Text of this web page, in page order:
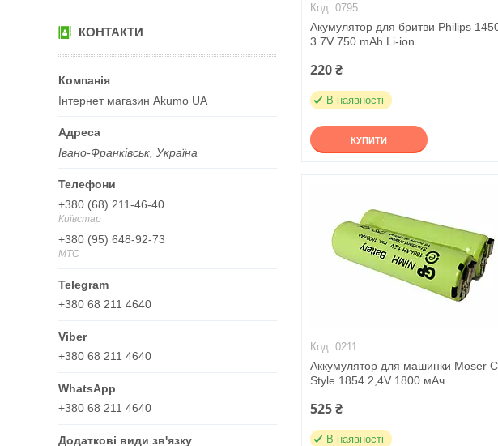
КОНТАКТИ
Інтернет магазин Akumo UA
Івано-Франківськ, Україна
+380 (68) 211-46-40
Київстар
+380 (95) 648-92-73
МТС
+380 68 211 4640
+380 68 211 4640
+380 68 211 4640
0795
Акумулятор для бритви Philips
3.7V 750 mAh Li-ion
220 ₴
В наявності
КУПИТИ
0211
Аккумулятор для машинки Moser
Style 1854 2,4V 1800 мАч
525 ₴
В наявності